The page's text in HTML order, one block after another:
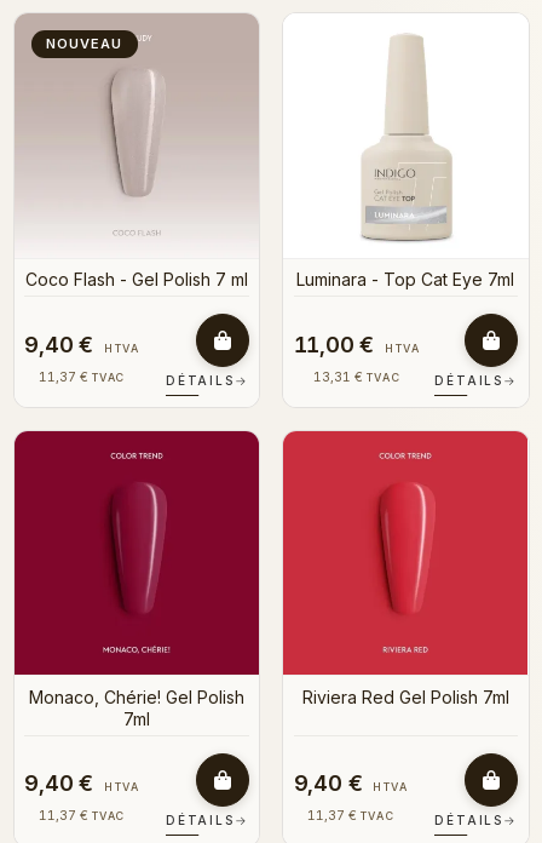
NOUVEAU
Coco Flash - Gel Polish 7 ml
9,40 € HTVA
11,37 € TVAC DÉTAILS →
Luminara - Top Cat Eye 7ml
11,00 € HTVA
13,31 € TVAC DÉTAILS →
Monaco, Chérie! Gel Polish
7ml
9,40 € HTVA
11,37 € TVAC DÉTAILS →
Riviera Red Gel Polish 7ml
9,40 € HTVA
11,37 € TVAC DÉTAILS →